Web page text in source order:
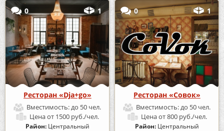
0 1
Ресторан «Dja+go»
Вместимость:до 50 чел.
Ценаот 1500 руб./чел.
Район: Центральный
0 1
Ресторан «Совок»
Вместимость:до 50 чел.
Ценаот 800 руб./чел.
Район: Центральный